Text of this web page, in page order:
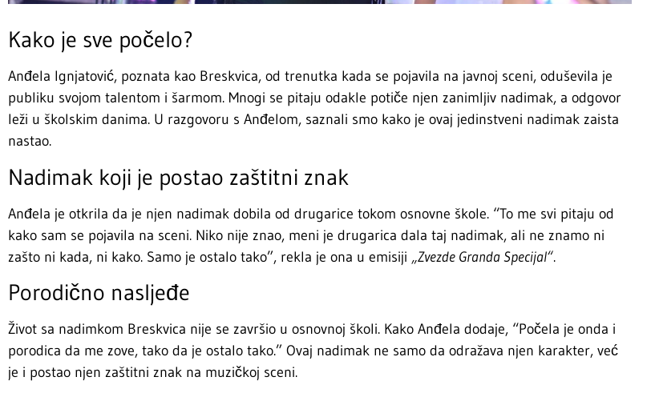
Kako je sve počelo?
Anđela Ignjatović, poznata kao Breskvica, od trenutka kada se pojavila na javnoj sceni, oduševila je
publiku svojom talentom i šarmom. Mnogi se pitaju odakle potiče njen zanimljiv nadimak, a odgovor
leži u školskim danima. U razgovoru s Anđelom, saznali smo kako je ovaj jedinstveni nadimak zaista
nastao.
Nadimak koji je postao zaštitni znak
Anđela je otkrila da je njen nadimak dobila od drugarice tokom osnovne škole. “To me svi pitaju od
kako sam se pojavila na sceni. Niko nije znao, meni je drugarica dala taj nadimak, ali ne znamo ni
zašto ni kada, ni kako. Samo je ostalo tako”, rekla je ona u emisiji „Zvezde Granda Specijal“.
Porodično nasljeđe
Život sa nadimkom Breskvica nije se završio u osnovnoj školi. Kako Anđela dodaje, “Počela je onda i
porodica da me zove, tako da je ostalo tako.” Ovaj nadimak ne samo da odražava njen karakter, već
je i postao njen zaštitni znak na muzičkoj sceni.